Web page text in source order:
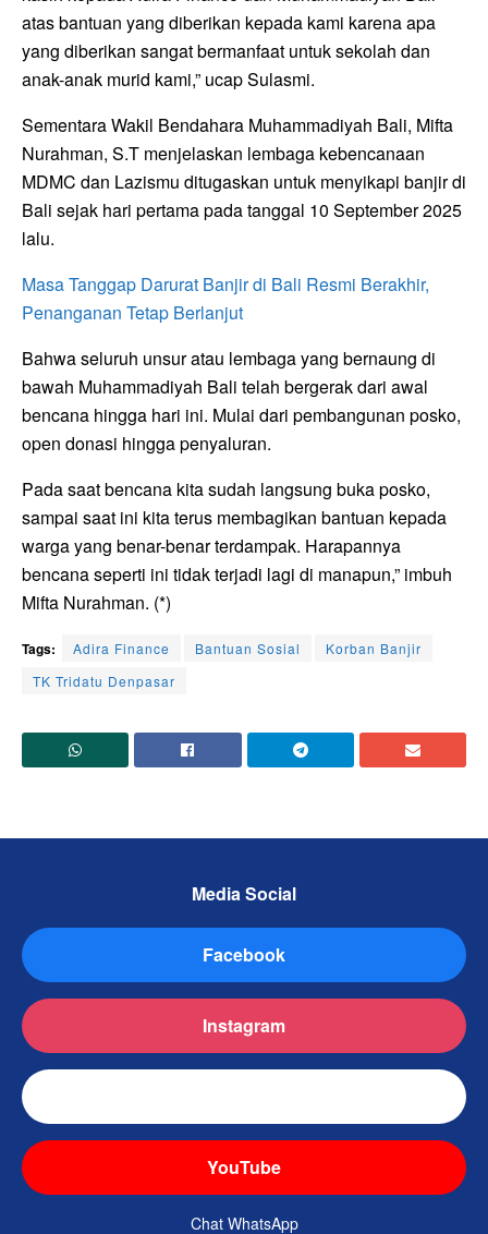
atas bantuan yang diberikan kepada kami karena apa
yang diberikan sangat bermanfaat untuk sekolah dan
anak-anak murid kami,” ucap Sulasmi.
Sementara Wakil Bendahara Muhammadiyah Bali, Mifta
Nurahman, S.T menjelaskan lembaga kebencanaan
MDMC dan Lazismu ditugaskan untuk menyikapi banjir di
Bali sejak hari pertama pada tanggal 10 September 2025
lalu.
Masa Tanggap Darurat Banjir di Bali Resmi Berakhir,
Penanganan Tetap Berlanjut
Bahwa seluruh unsur atau lembaga yang bernaung di
bawah Muhammadiyah Bali telah bergerak dari awal
bencana hingga hari ini. Mulai dari pembangunan posko,
open donasi hingga penyaluran.
Pada saat bencana kita sudah langsung buka posko,
sampai saat ini kita terus membagikan bantuan kepada
warga yang benar-benar terdampak. Harapannya
bencana seperti ini tidak terjadi lagi di manapun,” imbuh
Mifta Nurahman. (*)
Tags: Adira Finance Bantuan Sosial
Korban Banjir
TK Tridatu Denpasar
Media Social
Facebook
Instagram
YouTube
Chat WhatsApp